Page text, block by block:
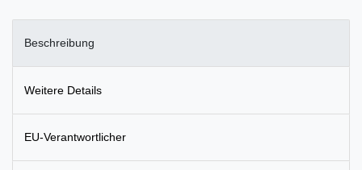
Beschreibung
Weitere Details
EU-Verantwortlicher